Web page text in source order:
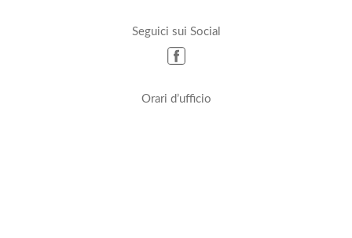
Seguici sui Social
Orari d’ufficio